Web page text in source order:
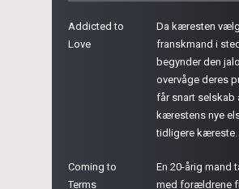
Addicted to
Love
Da kæresten
franskmand i
begynder den
overvåge deres
får snart selskab
kærestens nye
tidligere kæreste.
Coming to
Terms
En 20-årig mand
med forældrene